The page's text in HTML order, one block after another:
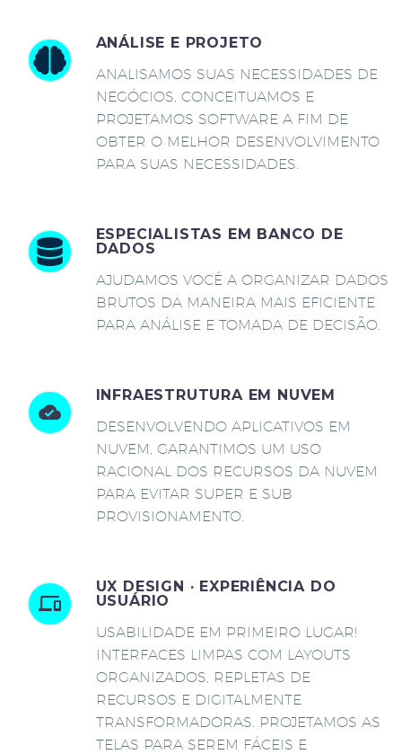
ANÁLISE E PROJETO
ANALISAMOS SUAS NECESSIDADES DE
NEGÓCIOS, CONCEITUAMOS E
PROJETAMOS SOFTWARE A FIM DE
OBTER O MELHOR DESENVOLVIMENTO
PARA SUAS NECESSIDADES.
ESPECIALISTAS EM BANCO DE
DADOS
AJUDAMOS VOCÊ A ORGANIZAR DADOS
BRUTOS DA MANEIRA MAIS EFICIENTE
PARA ANÁLISE E TOMADA DE DECISÃO.
INFRAESTRUTURA EM NUVEM
DESENVOLVENDO APLICATIVOS EM
NUVEM, GARANTIMOS UM USO
RACIONAL DOS RECURSOS DA NUVEM
PARA EVITAR SUPER E SUB
PROVISIONAMENTO.
UX DESIGN · EXPERIÊNCIA DO
USUÁRIO
USABILIDADE EM PRIMEIRO LUGAR!
INTERFACES LIMPAS COM LAYOUTS
ORGANIZADOS, REPLETAS DE
RECURSOS E DIGITALMENTE
TRANSFORMADORAS. PROJETAMOS AS
TELAS PARA SEREM FÁCEIS E